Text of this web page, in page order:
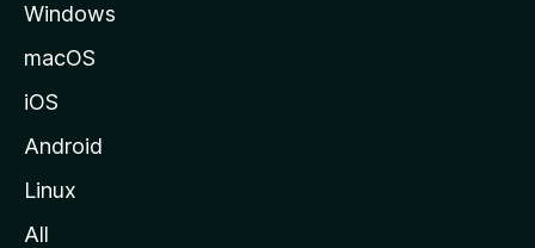
iWindows
macOS
iOS
Android
Linux
All